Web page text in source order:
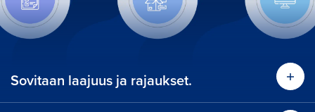
Sovitaan laajuus ja rajaukset.